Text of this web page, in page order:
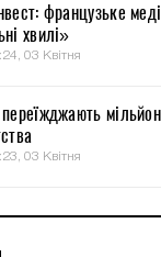
французьке
хвилі»
03 Квітня
03 Квітня